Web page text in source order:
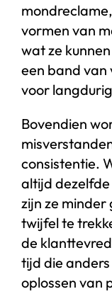
vormen van
wat ze
een band van
voor
Bovendien
consistentie.
altijd
zijn ze
twijfel te
de
tijd die
oplossen van